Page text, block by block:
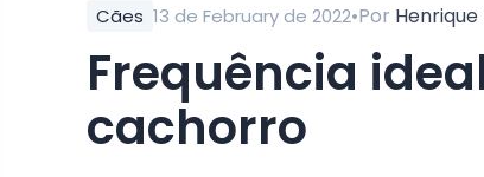
Cães 13 de February de 2022•Por Henrique
Frequência
cachorro